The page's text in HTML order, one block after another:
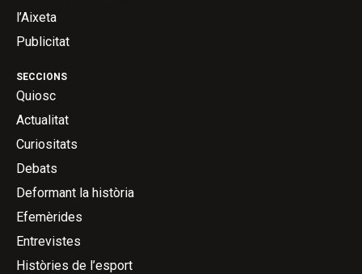
SECCIONS
Quiosc
Actualitat
Curiositats
Debats
Deformant la història
Efemèrides
Entrevistes
Històries de l’esport
l’Aixeta
Publicitat